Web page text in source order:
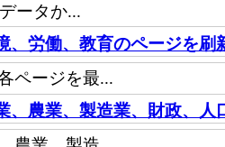
ータか...
、労働、教育のページを刷
ページを最...
、農業、製造業、財政、人